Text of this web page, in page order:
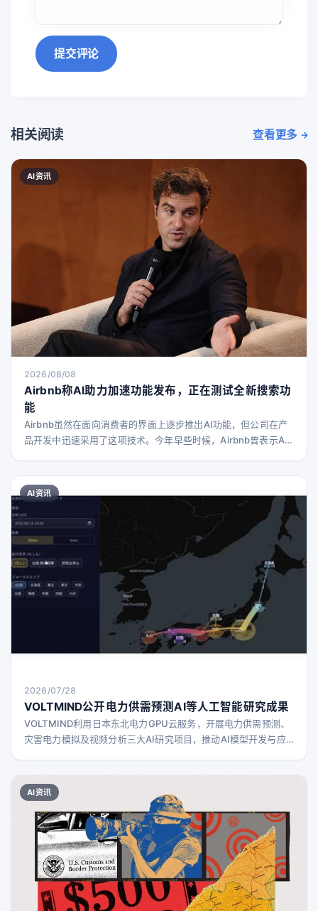
提交评论
相关阅读 查看更多
AI资讯
2026/08/08
Airbnb称AI助力加速功能发布，正在测试全新搜索功
能
Airbnb虽然在面向消费者的界面上逐步推出AI功能，但公司在产
品开发中迅速采用了这项技术。今年早些时候，Airbnb曾表示AI
发新功能。 切斯基指出，借助AI，公司从构想到最终发布功能的
时间缩短了60%。 “如今，我们的构建、测试和迭代速度比一年前
快得多。在一些关键项目上
AI资讯
2026/07/28
VOLTMIND公开电力供需预测AI等人工智能研究成果
VOLTMIND利用日本东北电力GPU云服务，开展电力供需预测、
灾害电力模拟及视频分析三大AI研究项目，推动AI模型开发与应
AI资讯